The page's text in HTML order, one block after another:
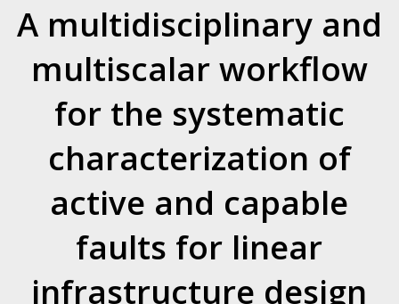
A multidisciplinary and
multiscalar workflow
for the systematic
characterization of
active and capable
faults for linear
infrastructure design